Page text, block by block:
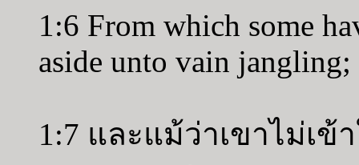
1:6 From which some
aside unto vain jangling;
1:7 และแม้ว่าเขาไม่เข้